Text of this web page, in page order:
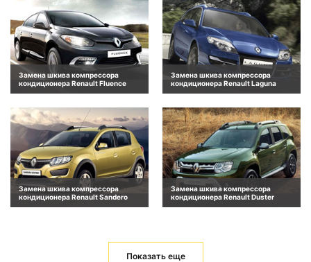
Замена шкива компрессора
кондиционера Renault Fluence
Замена шкива компрессора
кондиционера Renault Laguna
Замена шкива компрессора
кондиционера Renault Sandero
Замена шкива компрессора
кондиционера Renault Duster
Показать еще